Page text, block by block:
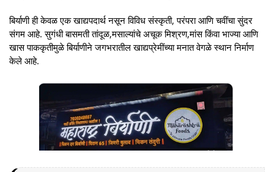
बिर्याणी ही केवळ एक खाद्यपदार्थ नसून विविध संस्कृती, परंपरा आणि चवींचा सुंदर
संगम आहे. सुगंधी बासमती तांदूळ,मसाल्यांचे अचूक मिश्रण,मांस किंवा भाज्या आणि
खास पाककृतीमुळे बिर्याणीने जगभरातील खाद्यप्रेमींच्या मनात वेगळे स्थान निर्माण
केले आहे.